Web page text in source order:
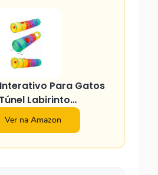
Para Gatos
Labirinto…
Ver na Amazon